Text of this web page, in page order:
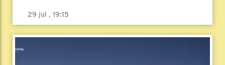
29 jul , 19:15